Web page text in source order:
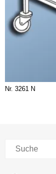
Nr. 3261 N